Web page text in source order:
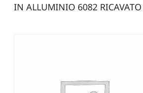
IN ALLUMINIO 6082